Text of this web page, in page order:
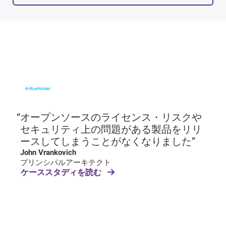
オープンソースのライセンス・リスクや
セキュリティ上の問題がある製品をリリ
ースしてしまうことがなくなりました”
John Vrankovich
プリンシパルアーキテクト
ケーススタディを読む